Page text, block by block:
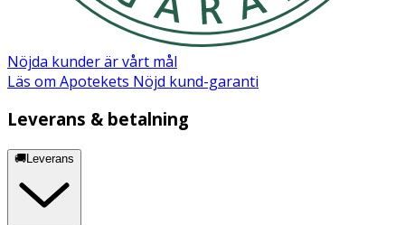
Nöjda kunder är vårt mål
Läs om Apotekets Nöjd kund-garanti
Leverans & betalning
🚚Leverans